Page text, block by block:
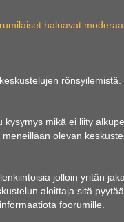
haluavat
mikä ei liity
olevan
jolloin yritän
aloittaja sitä
foorumille.